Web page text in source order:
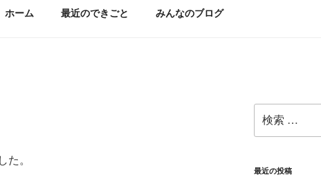
ホーム 最近のできごと みんなのブログ
た。
索:
最近の投稿